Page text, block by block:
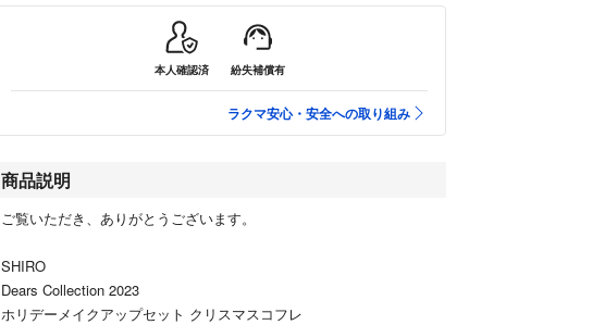
本人確認済 紛失補償有
ラクマ安心・安全への取り組み
商品説明
ご覧いただき、ありがとうございます。
SHIRO
Dears Collection 2023
ホリデーメイクアップセット クリスマスコフレ